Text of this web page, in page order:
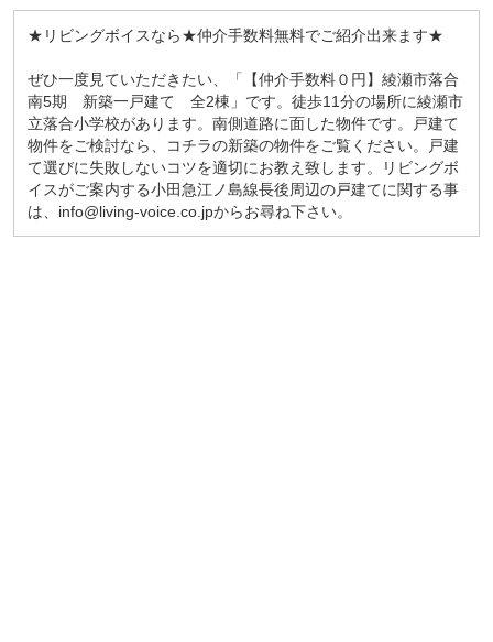
★リビングボイスなら★仲介手数料無料でご紹介出来ます★
ぜひ一度見ていただきたい、「【仲介手数料０円】綾瀬市落合
南5期 新築一戸建て 全2棟」です。徒歩11分の場所に綾瀬市
立落合小学校があります。南側道路に面した物件です。戸建て
物件をご検討なら、コチラの新築の物件をご覧ください。戸建
て選びに失敗しないコツを適切にお教え致します。リビングボ
イスがご案内する小田急江ノ島線長後周辺の戸建てに関する事
は、info@living-voice.co.jpからお尋ね下さい。